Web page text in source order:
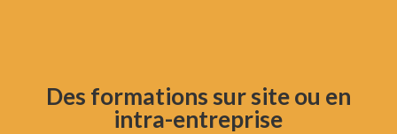
Des formations sur site ou en
intra-entreprise